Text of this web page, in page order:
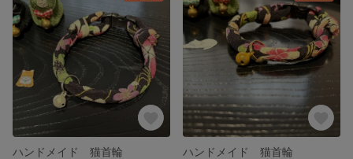
ハンドメイド 猫首輪
ハンドメイド 猫首輪